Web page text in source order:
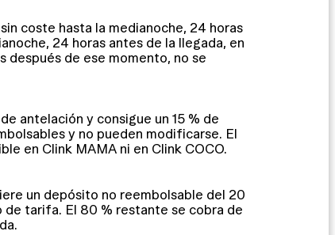
coste hasta la medianoche, 24 horas
24 horas antes de la llegada, en
después de ese momento, no se
antelación y consigue un 15 % de
y no pueden modificarse. El
en Clink MAMA ni en Clink COCO.
un depósito no reembolsable del 20
tarifa. El 80 % restante se cobra de